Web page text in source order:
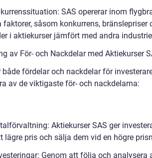
SAS opererar inom
såsom konkurrens,
i aktiekurser jämfört med andra
av För- och Nackdelar med Aktiekurser
både fördelar och nackdelar för
av de viktigaste för- och nackdelarna:
Aktiekurser SAS ger
lägre pris och sälja dem vid en högre
Genom att följa och analysera